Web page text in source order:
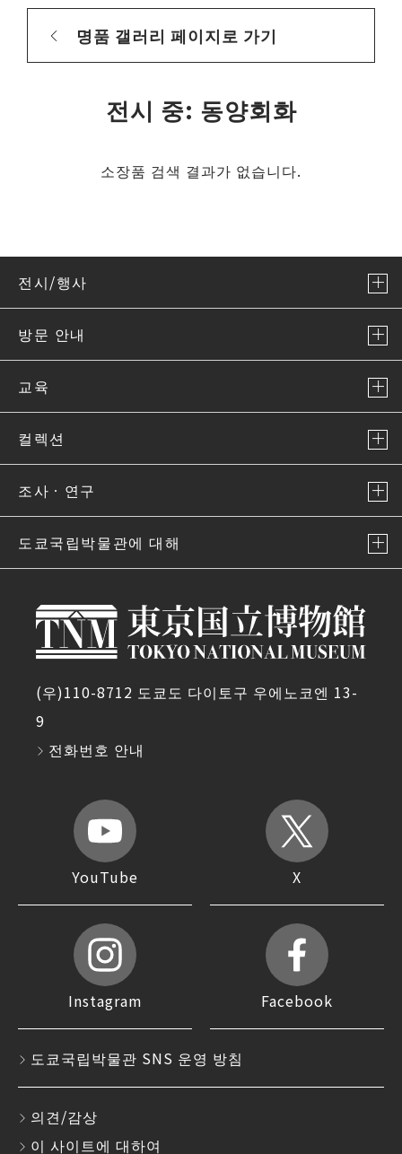
명품 갤러리 페이지로 가기
전시 중: 동양회화
소장품 검색 결과가 없습니다.
전시/행사
방문 안내
교육
컬렉션
조사ㆍ연구
도쿄국립박물관에 대해
(우)110-8712 도쿄도 다이토구 우에노코엔 13-
9
전화번호 안내
YouTube X
Instagram Facebook
도쿄국립박물관 SNS 운영 방침
의견/감상
이 사이트에 대하여